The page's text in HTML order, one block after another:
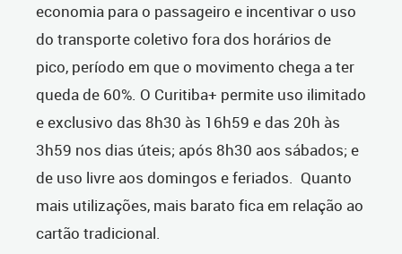
economia para o passageiro e incentivar o uso
do transporte coletivo fora dos horários de
pico, período em que o movimento chega a ter
queda de 60%. O Curitiba+ permite uso ilimitado
e exclusivo das 8h30 às 16h59 e das 20h às
3h59 nos dias úteis; após 8h30 aos sábados; e
de uso livre aos domingos e feriados. Quanto
mais utilizações, mais barato fica em relação ao
cartão tradicional.